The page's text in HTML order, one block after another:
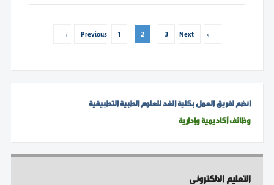
انضم لفريق العمل بكلية الغد للعلوم الطبية التطبيقية
وظائف أكاديمية وإدارية
التعليم الالكترونى
← Previous
1 2 3 Next →